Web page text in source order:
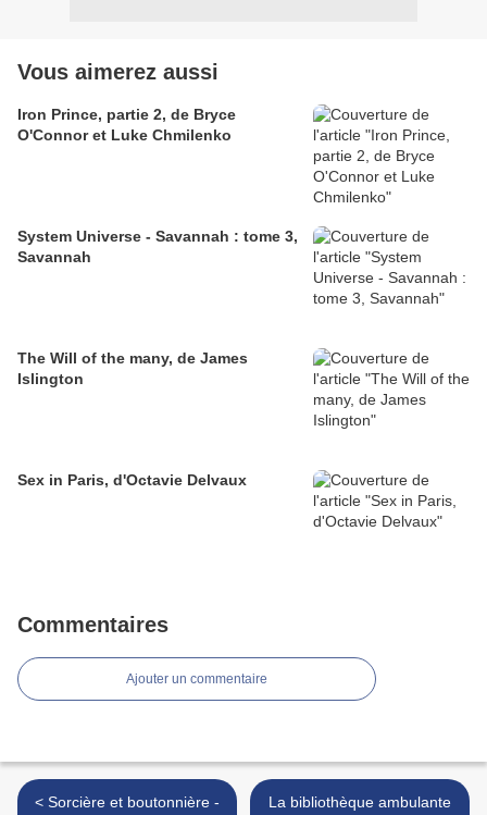
Vous aimerez aussi
Iron Prince, partie 2, de Bryce
O'Connor et Luke Chmilenko
System Universe - Savannah : tome 3,
Savannah
The Will of the many, de James
Islington
Sex in Paris, d'Octavie Delvaux
Commentaires
Ajouter un commentaire
< Sorcière et boutonnière -
La bibliothèque ambulante